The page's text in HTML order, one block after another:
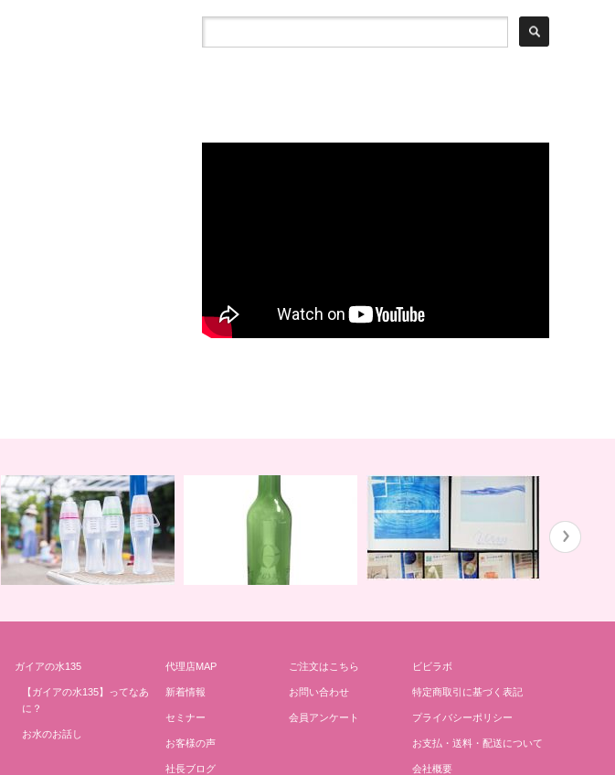
地球と共に ライトボトル みどりごとグリーンボトル
ガイアの水１３５と私
ガイアの水135
【ガイアの水135】ってなあ
に？
お水のお話し
代理店MAP
新着情報
セミナー
お客様の声
社長ブログ
ご注文はこちら
お問い合わせ
会員アンケート
ビビラボ
特定商取引に基づく表記
プライバシーポリシー
お支払・送料・配送について
会社概要